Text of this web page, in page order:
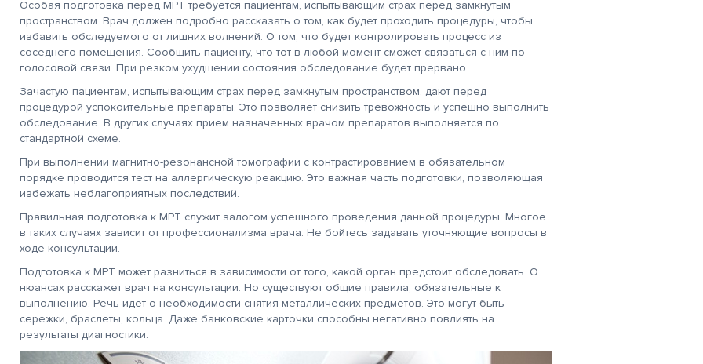
Особая подготовка перед МРТ требуется пациентам, испытывающим страх перед замкнутым
пространством. Врач должен подробно рассказать о том, как будет проходить процедуры, чтобы
избавить обследуемого от лишних волнений. О том, что будет контролировать процесс из
соседнего помещения. Сообщить пациенту, что тот в любой момент сможет связаться с ним по
голосовой связи. При резком ухудшении состояния обследование будет прервано.
Зачастую пациентам, испытывающим страх перед замкнутым пространством, дают перед
процедурой успокоительные препараты. Это позволяет снизить тревожность и успешно выполнить
обследование. В других случаях прием назначенных врачом препаратов выполняется по
стандартной схеме.
При выполнении магнитно-резонансной томографии с контрастированием в обязательном
порядке проводится тест на аллергическую реакцию. Это важная часть подготовки, позволяющая
избежать неблагоприятных последствий.
Правильная подготовка к МРТ служит залогом успешного проведения данной процедуры. Многое
в таких случаях зависит от профессионализма врача. Не бойтесь задавать уточняющие вопросы в
ходе консультации.
Подготовка к МРТ может разниться в зависимости от того, какой орган предстоит обследовать. О
нюансах расскажет врач на консультации. Но существуют общие правила, обязательные к
выполнению. Речь идет о необходимости снятия металлических предметов. Это могут быть
сережки, браслеты, кольца. Даже банковские карточки способны негативно повлиять на
результаты диагностики.